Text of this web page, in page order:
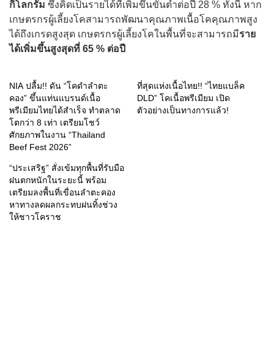
กิโลกรัม ซึ่งคิดเป็นรายได้ที่เพิ่มขึ้นขั้นต่ำต่อปี 28 % ทั้งนี้ หาก
เกษตรกรผู้เลี้ยงโคสามารถพัฒนาคุณภาพเนื้อโคคุณภาพสูง
ได้ถึงเกรดสูงสุด เกษตรกรผู้เลี้ยงโคในพื้นที่จะสามารถมีราย
ได้เพิ่มขึ้นสูงสุดที่ 65 % ต่อปี
NIA ปลื้ม!! ดัน “โคดำลำตะ
คอง” ขึ้นแท่นแบรนด์เนื้อ
พรีเมียมไทยได้สำเร็จ ทำตลาด
โตกว่า 8 เท่า เตรียมโชว์
ศักยภาพในงาน “Thailand
Beef Fest 2026”
ที่สุดแห่งเนื้อไทย!! “ไทยแบล็ค
DLD” โคเนื้อพรีเมียม เปิด
ตัวอย่างเป็นทางการแล้ว!
“ประเสริฐ” สั่งเข้มทุกพื้นที่รับมือ
ฝนตกหนักในระยะนี้ พร้อม
เตรียมลงพื้นที่เขื่อนลำตะคอง
หาทางลดผลกระทบฝนทิ้งช่วง
ให้ชาวโคราช